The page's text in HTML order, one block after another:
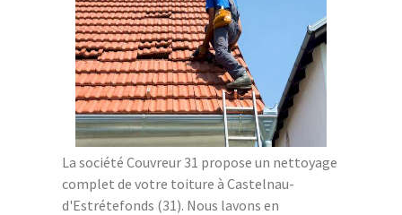
La société Couvreur 31 propose un nettoyage
complet de votre toiture à Castelnau-
d'Estrétefonds (31). Nous lavons en